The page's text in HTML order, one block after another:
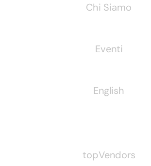
Chi Siamo
Eventi
English
topVendors